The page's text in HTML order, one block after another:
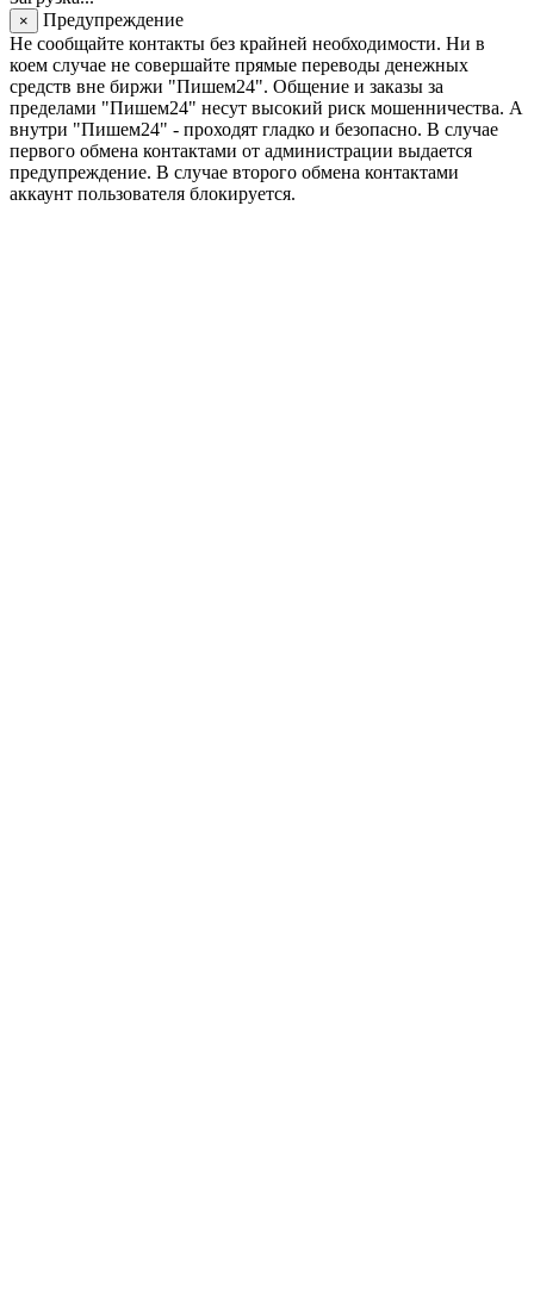
×
Предупреждение
Не сообщайте контакты без крайней необходимости. Ни в
коем случае не совершайте прямые переводы денежных
средств вне биржи "Пишем24". Общение и заказы за
пределами "Пишем24" несут высокий риск мошенничества. А
внутри "Пишем24" - проходят гладко и безопасно. В случае
первого обмена контактами от администрации выдается
предупреждение. В случае второго обмена контактами
аккаунт пользователя блокируется.